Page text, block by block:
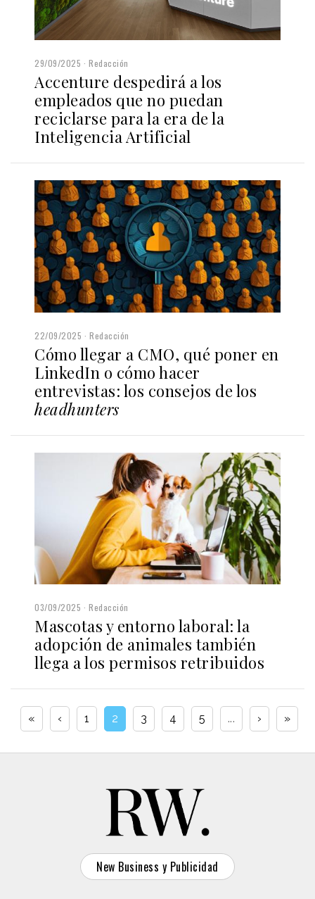
29/09/2025 Redacción
Accenture despedirá a los
empleados que no puedan
reciclarse para la era de la
Inteligencia Artificial
22/09/2025 Redacción
Cómo llegar a CMO, qué poner en
LinkedIn o cómo hacer
entrevistas: los consejos de los
headhunters
03/09/2025 Redacción
Mascotas y entorno laboral: la
adopción de animales también
llega a los permisos retribuidos
« ‹ 1 2 3 4 5 ... › »
New Business y Publicidad